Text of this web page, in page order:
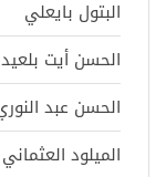
البتول بايعلي
الحسن أيت بلعيد
الحسن عبد
الميلود العثماني